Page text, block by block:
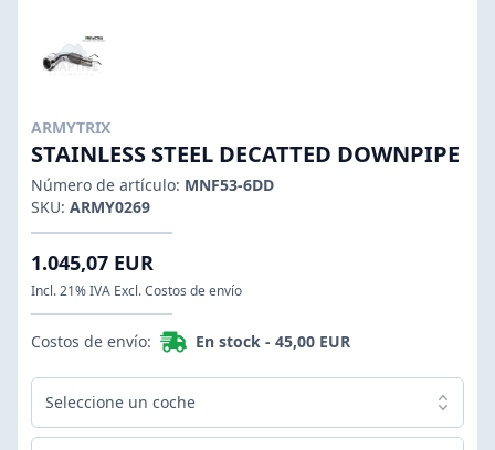
ARMYTRIX
STAINLESS STEEL DECATTED DOWNPIPE
Número de artículo: MNF53-6DD
SKU: ARMY0269
1.045,07 EUR
Incl. 21% IVA Excl. Costos de envío
Costos de envío: En stock - 45,00 EUR
Seleccione un coche